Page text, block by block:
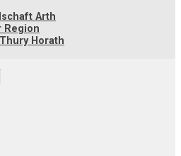
Arth
Region
Horath